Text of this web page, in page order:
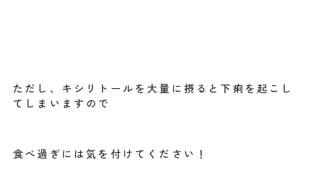
ただし、キシリトールを大量に摂ると下痢を起こし
てしまいますので
食べ過ぎには気を付けてください！